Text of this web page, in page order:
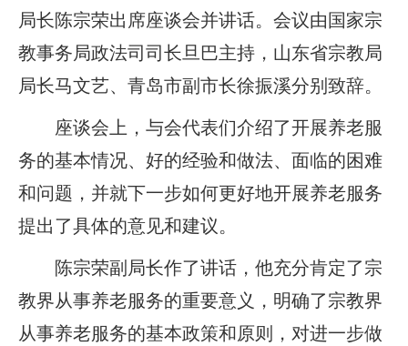
局长陈宗荣出席座谈会并讲话。会议由国家宗
教事务局政法司司长旦巴主持，山东省宗教局
局长马文艺、青岛市副市长徐振溪分别致辞。
座谈会上，与会代表们介绍了开展养老服
务的基本情况、好的经验和做法、面临的困难
和问题，并就下一步如何更好地开展养老服务
提出了具体的意见和建议。
陈宗荣副局长作了讲话，他充分肯定了宗
教界从事养老服务的重要意义，明确了宗教界
从事养老服务的基本政策和原则，对进一步做